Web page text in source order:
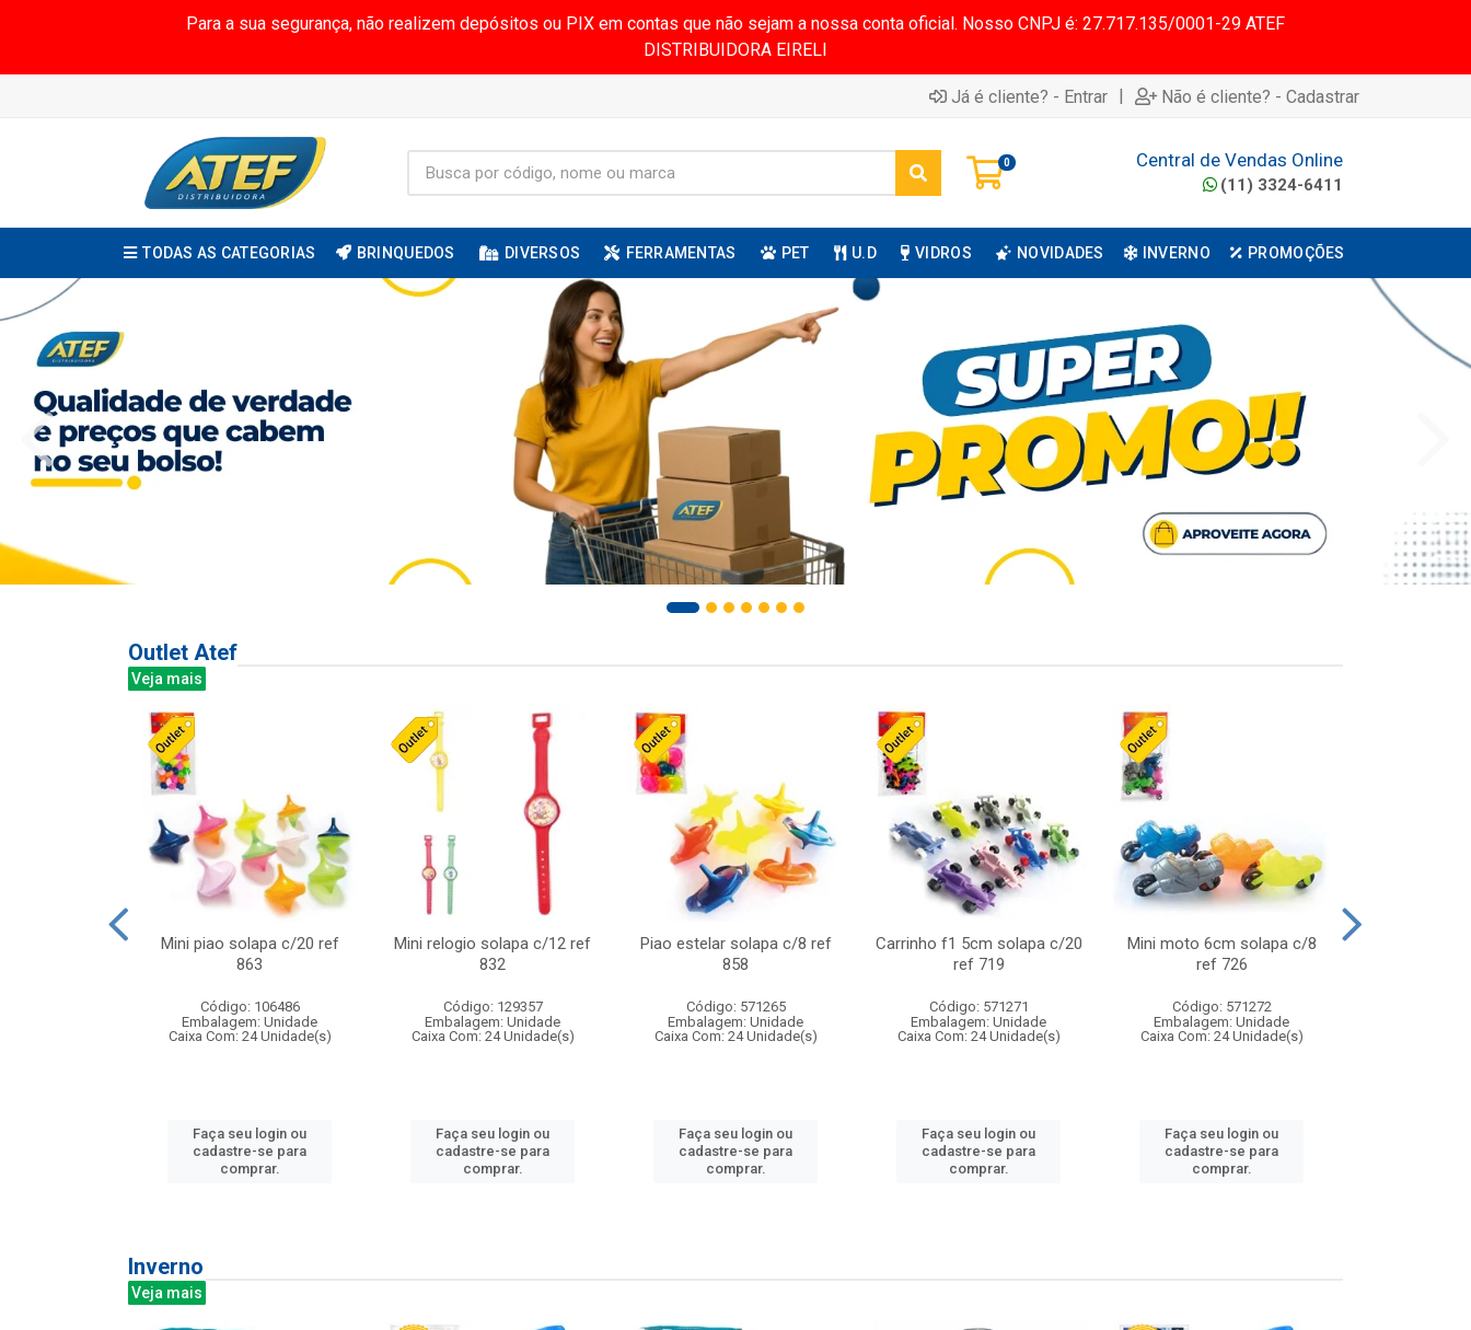
Para a sua segurança, não realizem depósitos ou PIX em contas que não sejam a nossa conta oficial. Nosso CNPJ é: 27.717.135/0001-29 ATEF
DISTRIBUIDORA EIRELI
Já é cliente? - Entrar | Não é cliente? - Cadastrar
0 Central de Vendas Online
(11) 3324-6411
TODAS AS CATEGORIAS BRINQUEDOS DIVERSOS FERRAMENTAS PET U.D VIDROS NOVIDADES INVERNO PROMOÇÕES
Outlet Atef
Veja mais
Mini piao solapa c/20 ref
863
Código: 106486
Embalagem: Unidade
Caixa Com: 24 Unidade(s)
Faça seu login ou
cadastre-se para
comprar.
Mini relogio solapa c/12 ref
832
Código: 129357
Embalagem: Unidade
Caixa Com: 24 Unidade(s)
Faça seu login ou
cadastre-se para
comprar.
Piao estelar solapa c/8 ref
858
Código: 571265
Embalagem: Unidade
Caixa Com: 24 Unidade(s)
Faça seu login ou
cadastre-se para
comprar.
Carrinho f1 5cm solapa c/20
ref 719
Código: 571271
Embalagem: Unidade
Caixa Com: 24 Unidade(s)
Faça seu login ou
cadastre-se para
comprar.
Mini moto 6cm solapa c/8
ref 726
Código: 571272
Embalagem: Unidade
Caixa Com: 24 Unidade(s)
Faça seu login ou
cadastre-se para
comprar.
Inverno
Veja mais